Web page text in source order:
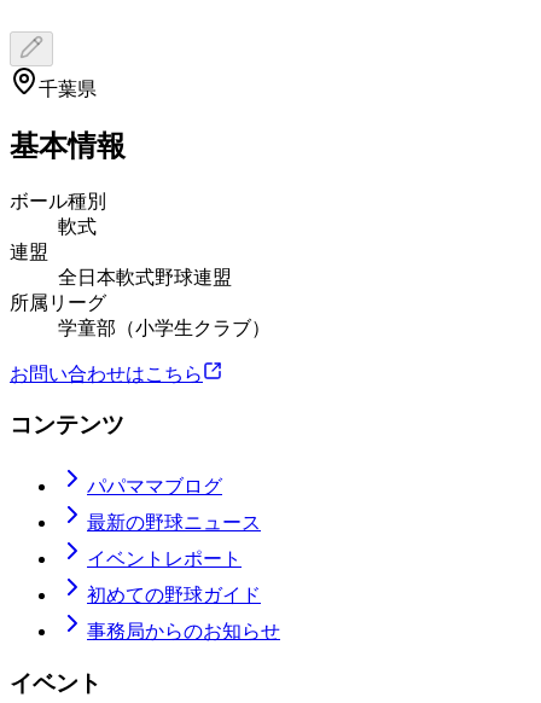
千葉県
基本情報
ボール種別
軟式
連盟
全日本軟式野球連盟
所属リーグ
学童部（小学生クラブ）
お問い合わせはこちら
コンテンツ
パパママブログ
最新の野球ニュース
イベントレポート
初めての野球ガイド
事務局からのお知らせ
イベント